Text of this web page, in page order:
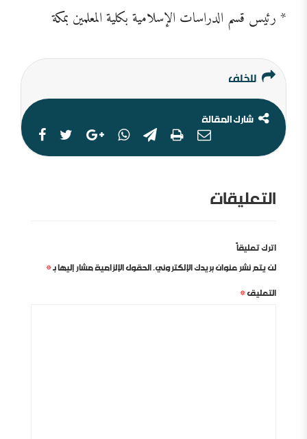
* رئيس قسم الدراسات الإسلامية بكلية المعلمين بمكة
للخلف
شارك المقالة
التعليقات
اترك تعليقاً
لن يتم نشر عنوان بريدك الإلكتروني.الحقول الإلزامية مشار إليها بـ*
التعليق*